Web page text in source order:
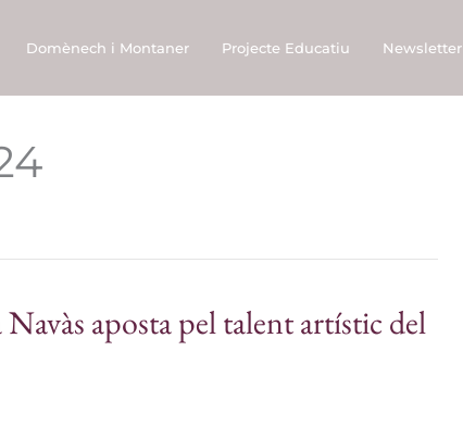
Domènech i Montaner Projecte Educatiu Newsletter
aposta pel talent artístic del